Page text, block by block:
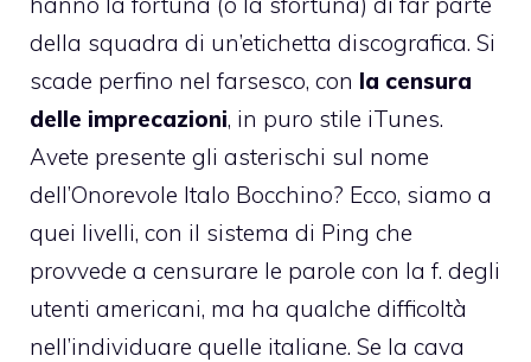
della squadra di un’etichetta discografica. Si
scade perfino nel farsesco, con la censura
delle imprecazioni, in puro stile iTunes.
Avete presente gli asterischi sul nome
dell’Onorevole Italo Bocchino? Ecco, siamo a
quei livelli, con il sistema di Ping che
provvede a censurare le parole con la f. degli
utenti americani, ma ha qualche difficoltà
nell’individuare quelle italiane. Se la cava